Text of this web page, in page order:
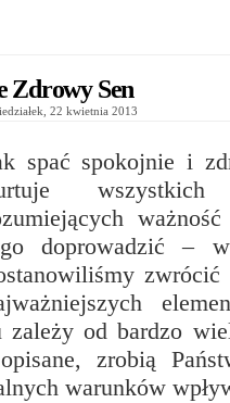
Zdrowy Sen
22 kwietnia 2013
spać spokojnie i
doprowadzić –
zależy od bardzo
zrobią
warunków